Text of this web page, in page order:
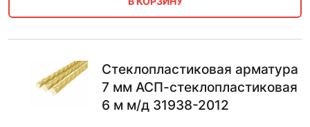
Стеклопластиковая арматура
7 мм АСП-стеклопластиковая
6 м м/д 31938-2012